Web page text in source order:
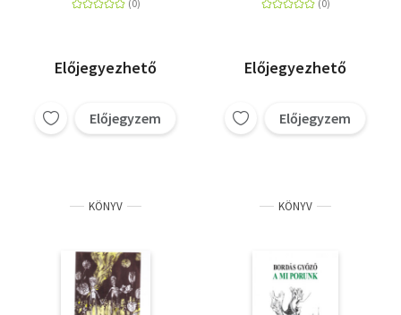
Előjegyezhető
Előjegyzem
Előjegyezhető
Előjegyzem
KÖNYV KÖNYV